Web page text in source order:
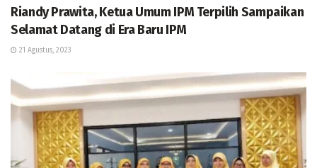
Riandy Prawita, Ketua Umum IPM Terpilih Sampaikan
Selamat Datang di Era Baru IPM
21 Agustus, 2023